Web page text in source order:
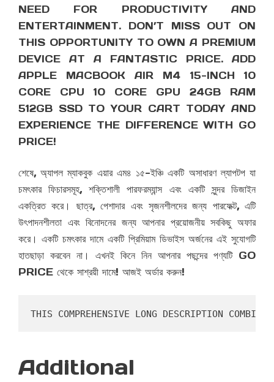
NEED FOR PRODUCTIVITY AND
ENTERTAINMENT. DON’T MISS OUT ON
THIS OPPORTUNITY TO OWN A PREMIUM
DEVICE AT A FANTASTIC PRICE. ADD
APPLE MACBOOK AIR M4 15-INCH 10
CORE CPU 10 CORE GPU 24GB RAM
512GB SSD TO YOUR CART TODAY AND
EXPERIENCE THE DIFFERENCE WITH GO
PRICE!
শেষে, অ্যাপল ম্যাকবুক এয়ার এম৪ ১৫-ইঞ্চি একটি অসাধারণ ল্যাপটপ যা
চমৎকার ফিচারসমূহ, শক্তিশালী পারফরম্যান্স এবং একটি সুন্দর ডিজাইন
একত্রিত করে। ছাত্র, পেশাদার এবং সৃজনশীলদের জন্য পারফেক্ট, এটি
উৎপাদনশীলতা এবং বিনোদনের জন্য আপনার প্রয়োজনীয় সবকিছু অফার
করে। একটি চমৎকার দামে একটি প্রিমিয়াম ডিভাইস অর্জনের এই সুযোগটি
হাতছাড়া করবেন না। এখনই কিনে নিন আপনার পছন্দের পণ্যটি GO
PRICE থেকে সাশ্রয়ী দামে! আজই অর্ডার করুন!
THIS COMPREHENSIVE LONG DESCRIPTION
Additional